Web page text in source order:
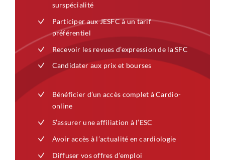
surspécialité
Participer aux JESFC à un tarif
préférentiel
Recevoir les revues d’expression de la SFC
Candidater aux prix et bourses
Bénéficier d’un accès complet à Cardio-
online
S’assurer une affiliation à l’ESC
Avoir accès à l’actualité en cardiologie
Diffuser vos offres d’emploi